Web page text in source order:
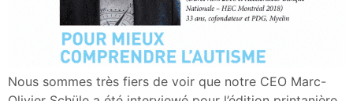
Nous sommes très fiers de voir que notre CEO Marc-